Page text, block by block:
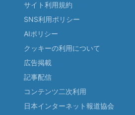
サイト利用規約
SNS利用ポリシー
AIポリシー
クッキーの利用について
広告掲載
記事配信
コンテンツ二次利用
日本インターネット報道協会